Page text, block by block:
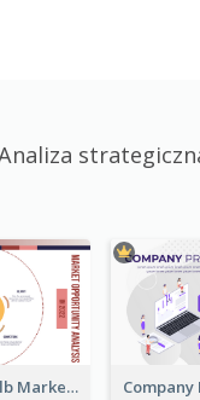
Burgundy Lightbulb Market Opportunity Analysis Design